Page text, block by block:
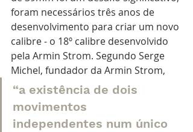
foram necessários três anos de
desenvolvimento para criar um novo
calibre - o 18º calibre desenvolvido
pela Armin Strom. Segundo Serge
Michel, fundador da Armin Strom,
“a existência de dois
movimentos
independentes num único